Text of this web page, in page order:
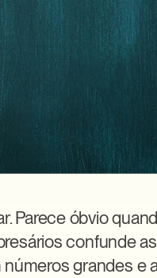
Parece óbvio
confunde
grandes e